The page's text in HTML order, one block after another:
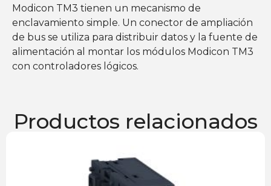
Modicon TM3 tienen un mecanismo de
enclavamiento simple. Un conector de ampliación
de bus se utiliza para distribuir datos y la fuente de
alimentación al montar los módulos Modicon TM3
con controladores lógicos.
Productos relacionados